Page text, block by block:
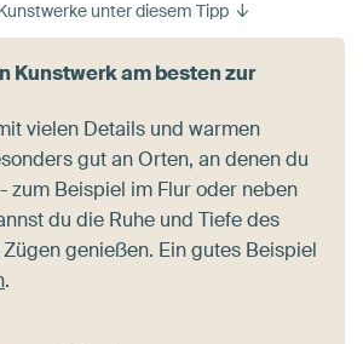
unter diesem Tipp
Kunstwerk am besten zur
vielen Details und warmen
gut an Orten, an denen du
zum Beispiel im Flur oder neben
du die Ruhe und Tiefe des
genießen. Ein gutes Beispiel
.